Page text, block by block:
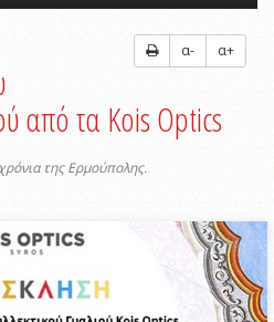
α- α+
από τα Kois Optics
της Ερμούπολης.